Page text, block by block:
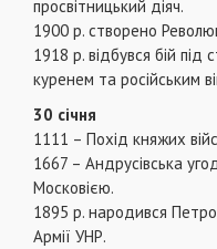
просвітницький діяч.
1900 р. створено
1918 р. відбувся бій
куренем та російським
30 січня
1111 – Похід княжих
1667 – Андрусівська
Московією.
1895 р. народився
Армії УНР.